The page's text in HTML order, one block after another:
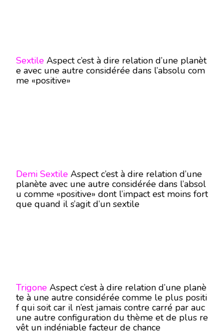
Sextile Aspect c’est à dire relation d’une planèt
e avec une autre considérée dans l’absolu com
me «positive»
Demi Sextile Aspect c’est à dire relation d’une
planète avec une autre considérée dans l’absol
u comme «positive» dont l’impact est moins fort
que quand il s’agit d’un sextile
Trigone Aspect c’est à dire relation d’une planè
te à une autre considérée comme le plus positi
f qui soit car il n’est jamais contre carré par auc
une autre configuration du thème et de plus re
vêt un indéniable facteur de chance